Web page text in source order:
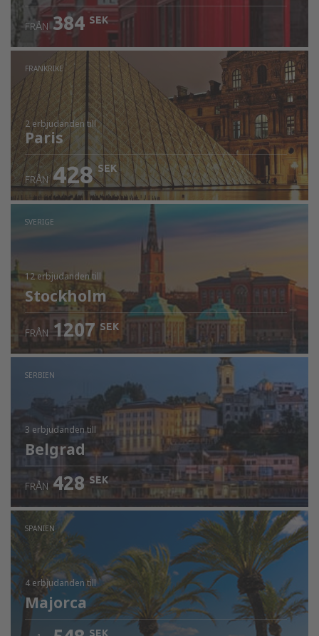
FRÅN 384 SEK
FRANKRIKE
2 erbjudanden till
Paris
FRÅN 428 SEK
SVERIGE
12 erbjudandentill
Stockholm
FRÅN 1207 SEK
SERBIEN
3 erbjudandentill
Belgrad
FRÅN 428 SEK
SPANIEN
4 erbjudandentill
Majorca
SEK